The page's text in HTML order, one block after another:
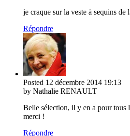
je craque sur la veste à sequins de
Répondre
Posted 12 décembre 2014 19:13
by Nathalie RENAULT
Belle sélection, il y en a pour tous
merci !
Répondre